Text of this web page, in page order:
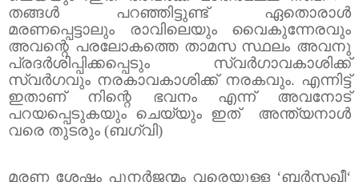
തങ്ങൾ പറഞ്ഞിട്ടുണ്ട് ഏതൊരാൾ
മരണപ്പെട്ടാലും രാവിലെയും വൈകുന്നേരവും
അവന്റെ പരലോകത്തെ താമസ സ്ഥലം അവനു
പ്രദർശിപ്പിക്കപ്പെടും സ്വർഗാവകാശിക്ക്
സ്വർഗവും നരകാവകാശിക്ക് നരകവും. എന്നിട്ട്
ഇതാണ് നിന്റെ ഭവനം എന്ന് അവനോട്
പറയപ്പെടുകയും ചെയ്യും ഇത്
അന്ത്യനാൾ
വരെ തുടരും (ബഗ്‌വി)
മരണ ശേഷം പുനർജന്മം വരെയുള്ള ‘ബർസഖീ‘